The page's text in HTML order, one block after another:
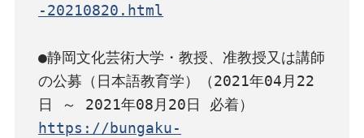
-20210820.html
●静岡文化芸術大学・教授、准教授又は講師
の公募（日本語教育学）（2021年04月22
https://bungaku-